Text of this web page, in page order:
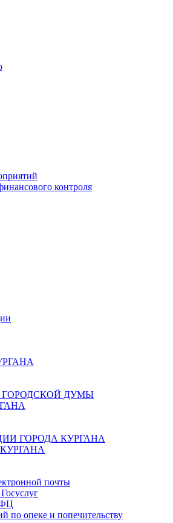
контроля
ГОРОДСКОЙ ДУМЫ
ГОРОДА КУРГАНА
почты
по опеке и попечительству